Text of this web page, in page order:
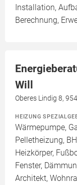
Installation,
Berechnung,
Will
Oberes Lindig 8,
HEIZUNG
Wärmepumpe,
Pelletheizung,
Heizkörper,
Fenster,
Architekt,